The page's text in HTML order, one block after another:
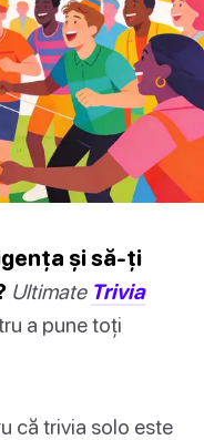
și să-ți
Ultimate Trivia
a pune toți
că trivia solo este